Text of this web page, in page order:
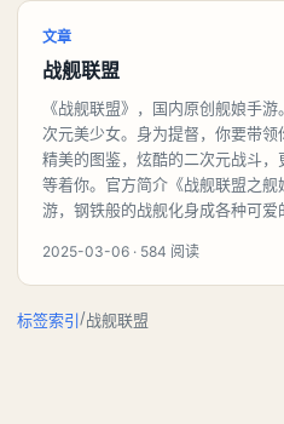
文章
战舰联盟
《战舰联盟》，国内原创舰娘手
次元美少女。身为提督，你要带
精美的图鉴，炫酷的二次元战斗
等着你。官方简介《战舰联盟之
游，钢铁般的战舰化身成各种可
2025-03-06 · 584 阅读
标签索引/战舰联盟